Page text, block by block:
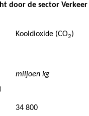
door de sector
Kooldioxide (CO2)
miljoen kg
34 800